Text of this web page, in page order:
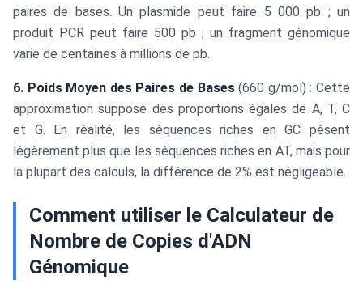
paires de bases. Un plasmide peut faire 5 000 pb ; un
produit PCR peut faire 500 pb ; un fragment génomique
varie de centaines à millions de pb.
6. Poids Moyen des Paires de Bases(660 g/mol) : Cette
approximation suppose des proportions égales de A, T, C
et G. En réalité, les séquences riches en GC pèsent
légèrement plus que les séquences riches en AT, mais pour
la plupart des calculs, la différence de 2% est négligeable.
Comment utiliser le Calculateur de
Nombre de Copies d'ADN
Génomique